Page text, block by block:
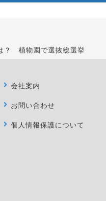
？ 植物園で選抜総選挙
会社案内
お問い合わせ
個人情報保護について